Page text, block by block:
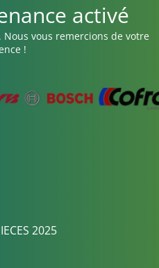
activé
vous remercions de votre
!
2025